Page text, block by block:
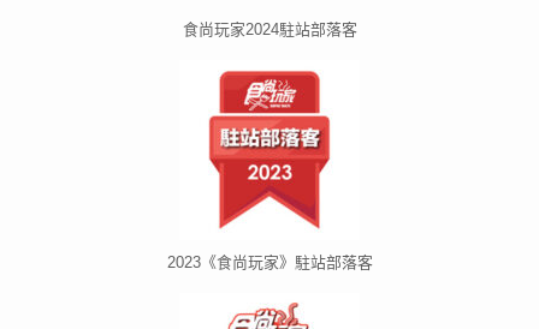
食尚玩家2024駐站部落客
2023《食尚玩家》駐站部落客